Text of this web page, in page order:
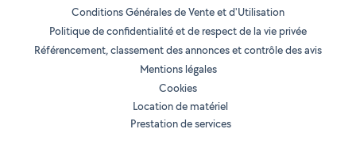
Conditions Générales de Vente et d'Utilisation
Politique de confidentialité et de respect de la vie privée
Référencement, classement des annonces et contrôle des avis
Mentions légales
Cookies
Location de matériel
Prestation de services